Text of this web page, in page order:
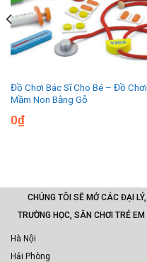
Đồ Chơi Bác Sĩ Cho Bé – Đồ Chơi
Mầm Non Bằng Gỗ
0₫
CHÚNG TÔI SẼ MỞ CÁC ĐẠI
TRƯỜNG HỌC, SÂN CHƠI TRẺ
Hà Nội
Hải Phòng